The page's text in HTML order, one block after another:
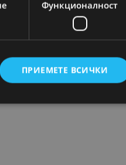
Функционалност
ПРИЕМЕТЕ ВСИЧКИ